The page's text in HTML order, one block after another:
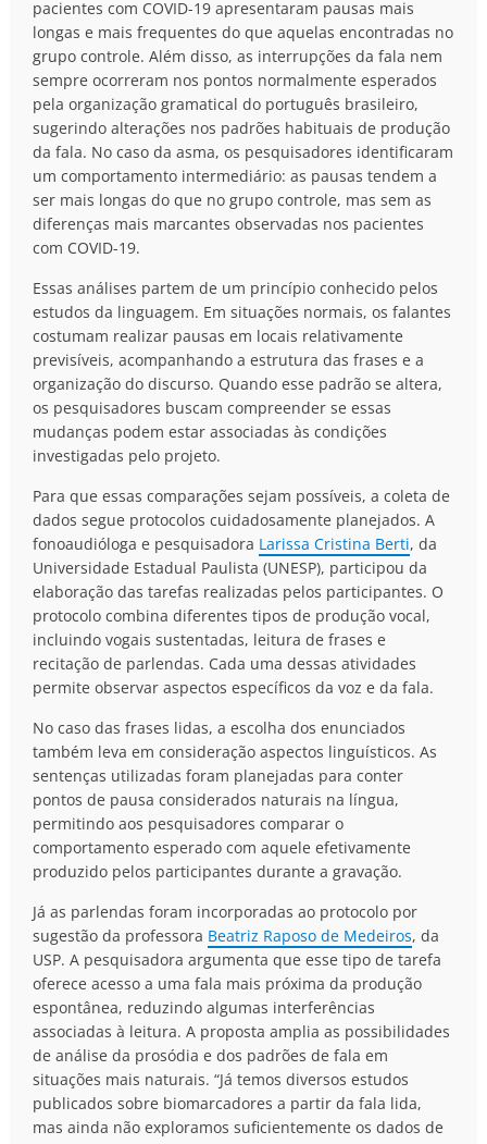
pacientes com COVID-19 apresentaram pausas mais
longas e mais frequentes do que aquelas encontradas no
grupo controle. Além disso, as interrupções da fala nem
sempre ocorreram nos pontos normalmente esperados
pela organização gramatical do português brasileiro,
sugerindo alterações nos padrões habituais de produção
da fala. No caso da asma, os pesquisadores identificaram
um comportamento intermediário: as pausas tendem a
ser mais longas do que no grupo controle, mas sem as
diferenças mais marcantes observadas nos pacientes
com COVID-19.
Essas análises partem de um princípio conhecido pelos
estudos da linguagem. Em situações normais, os falantes
costumam realizar pausas em locais relativamente
previsíveis, acompanhando a estrutura das frases e a
organização do discurso. Quando esse padrão se altera,
os pesquisadores buscam compreender se essas
mudanças podem estar associadas às condições
investigadas pelo projeto.
Para que essas comparações sejam possíveis, a coleta de
dados segue protocolos cuidadosamente planejados. A
fonoaudióloga e pesquisadora Larissa Cristina Berti, da
Universidade Estadual Paulista (UNESP), participou da
elaboração das tarefas realizadas pelos participantes. O
protocolo combina diferentes tipos de produção vocal,
incluindo vogais sustentadas, leitura de frases e
recitação de parlendas. Cada uma dessas atividades
permite observar aspectos específicos da voz e da fala.
No caso das frases lidas, a escolha dos enunciados
também leva em consideração aspectos linguísticos. As
sentenças utilizadas foram planejadas para conter
pontos de pausa considerados naturais na língua,
permitindo aos pesquisadores comparar o
comportamento esperado com aquele efetivamente
produzido pelos participantes durante a gravação.
Já as parlendas foram incorporadas ao protocolo por
sugestão da professora Beatriz Raposo de Medeiros, da
USP. A pesquisadora argumenta que esse tipo de tarefa
oferece acesso a uma fala mais próxima da produção
espontânea, reduzindo algumas interferências
associadas à leitura. A proposta amplia as possibilidades
de análise da prosódia e dos padrões de fala em
situações mais naturais. “Já temos diversos estudos
publicados sobre biomarcadores a partir da fala lida,
mas ainda não exploramos suficientemente os dados de